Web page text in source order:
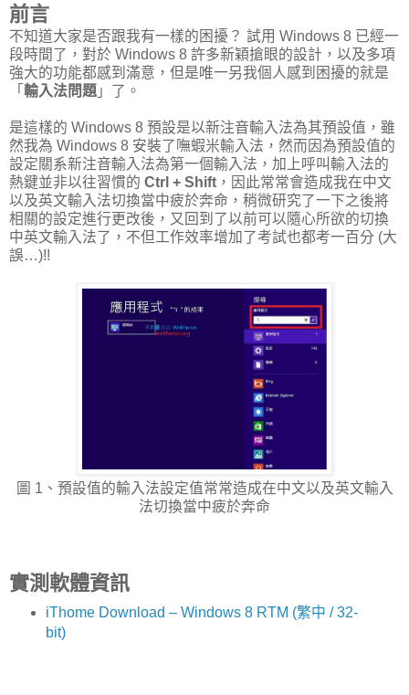
前言
不知道大家是否跟我有一樣的困擾？ 試用 Windows 8 已經一
段時間了，對於 Windows 8 許多新穎搶眼的設計，以及多項
強大的功能都感到滿意，但是唯一另我個人感到困擾的就是
「 輸入法問題 」了。
是這樣的 Windows 8 預設是以新注音輸入法為其預設值，雖
然我為 Windows 8 安裝了嘸蝦米輸入法，然而因為預設值的
設定關系新注音輸入法為第一個輸入法，加上呼叫輸入法的
熱鍵並非以往習慣的 Ctrl + Shift ，因此常常會造成我在中文
以及英文輸入法切換當中疲於奔命，稍微研究了一下之後將
相關的設定進行更改後，又回到了以前可以隨心所欲的切換
中英文輸入法了，不但工作效率增加了考試也都考一百分 (大
誤…)!!
圖 1、預設值的輸入法設定值常常造成在中文以及英文輸入
法切換當中疲於奔命
實測軟體資訊
iThome Download – Windows 8 RTM (繁中 / 32-
bit)